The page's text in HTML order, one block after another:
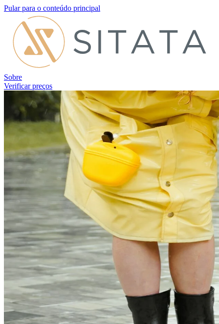
Pular para o conteúdo principal
Sobre
Verificar preços